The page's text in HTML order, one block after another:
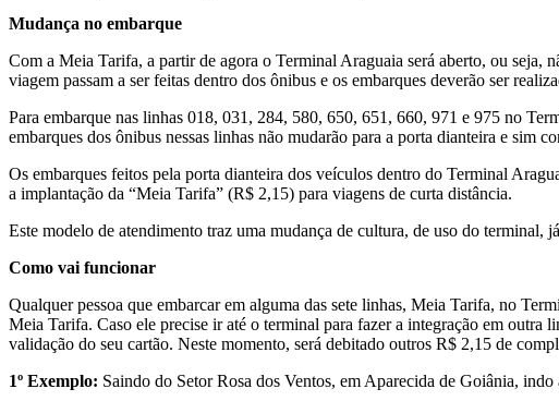
Mudança no embarque
Com a Meia Tarifa, a partir de agora o Terminal Araguaia será aberto, ou seja,
viagem passam a ser feitas dentro dos ônibus e os embarques deverão ser
Para embarque nas linhas 018, 031, 284, 580, 650, 651, 660, 971 e 975 no
embarques dos ônibus nessas linhas não mudarão para a porta dianteira e sim
Os embarques feitos pela porta dianteira dos veículos dentro do Terminal
a implantação da “Meia Tarifa” (R$ 2,15) para viagens de curta distância.
Este modelo de atendimento traz uma mudança de cultura, de uso do terminal,
Como vai funcionar
Qualquer pessoa que embarcar em alguma das sete linhas, Meia Tarifa, no
Meia Tarifa. Caso ele precise ir até o terminal para fazer a integração em outra
validação do seu cartão. Neste momento, será debitado outros R$ 2,15 de
1º Exemplo: Saindo do Setor Rosa dos Ventos, em Aparecida de Goiânia,